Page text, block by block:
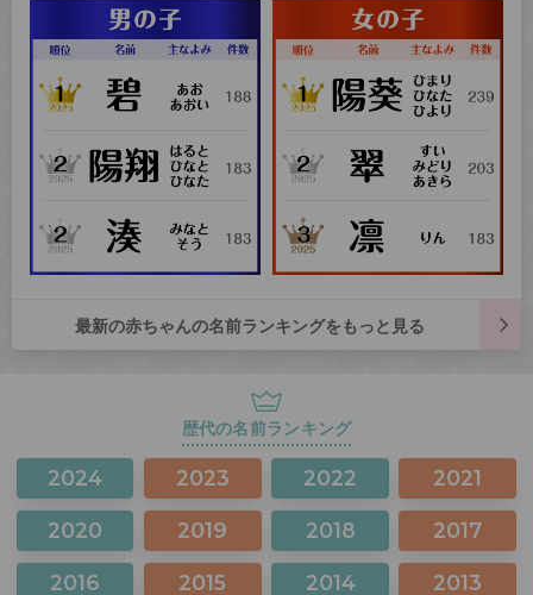
最新の赤ちゃんの名前ランキングをもっと見る
歴代の名前ランキング
2024 2023 2022 2021
2020 2019 2018 2017
2016 2015 2014 2013